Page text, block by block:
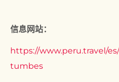
信息网站：
https://www.peru.travel/
tumbes